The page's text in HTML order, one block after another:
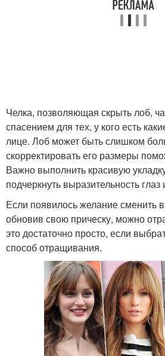
Челка, позволяющая скрыть лоб,
спасением для тех, у кого есть
лице. Лоб может быть слишком
скорректировать его размеры
Важно выполнить красивую
подчеркнуть выразительность
Если появилось желание сменить
обновив свою прическу, можно
это достаточно просто, если
способ отращивания.